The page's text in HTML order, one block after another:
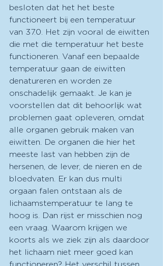
besloten dat het het beste
functioneert bij een temperatuur
van 37.0. Het zijn vooral de eiwitten
die met die temperatuur het beste
functioneren. Vanaf een bepaalde
temperatuur gaan de eiwitten
denatureren en worden ze
onschadelijk gemaakt. Je kan je
voorstellen dat dit behoorlijk wat
problemen gaat opleveren, omdat
alle organen gebruik maken van
eiwitten. De organen die hier het
meeste last van hebben zijn de
hersenen, de lever, de nieren en de
bloedvaten. Er kan dus multi
orgaan falen ontstaan als de
lichaamstemperatuur te lang te
hoog is. Dan rijst er misschien nog
een vraag. Waarom krijgen we
koorts als we ziek zijn als daardoor
het lichaam niet meer goed kan
functioneren? Het verschil tussen